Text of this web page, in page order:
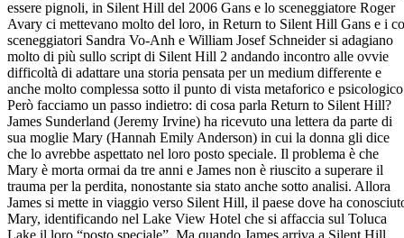
essere pignoli, in Silent Hill del 2006 Gans e lo sceneggiatore Roger
Avary ci mettevano molto del loro, in Return to Silent Hill Gans e i
sceneggiatori Sandra Vo-Anh e William Josef Schneider si adagiano
molto di più sullo script di Silent Hill 2 andando incontro alle ovvie
difficoltà di adattare una storia pensata per un medium differente e
anche molto complessa sotto il punto di vista metaforico e
Però facciamo un passo indietro: di cosa parla Return to Silent Hill?
James Sunderland (Jeremy Irvine) ha ricevuto una lettera da parte di
sua moglie Mary (Hannah Emily Anderson) in cui la donna gli dice
che lo avrebbe aspettato nel loro posto speciale. Il problema è che
Mary è morta ormai da tre anni e James non è riuscito a superare il
trauma per la perdita, nonostante sia stato anche sotto analisi. Allora
James si mette in viaggio verso Silent Hill, il paese dove ha
Mary, identificando nel Lake View Hotel che si affaccia sul Toluca
Lake il loro “posto speciale”. Ma quando James arriva a Silent Hill,